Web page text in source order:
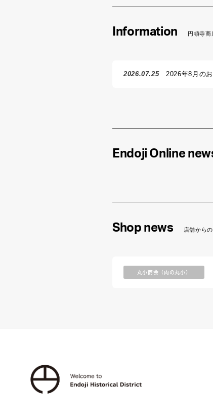
Information 円頓寺商
2026.07.252026年8月のお
Endoji Online
Shop news 店舗から
丸小商会（肉の丸小）